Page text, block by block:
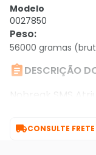
Modelo
0027850
Peso:
56000 gramas
DESCRIÇÃO
Nobreak SMS
CONSULTE FRETE